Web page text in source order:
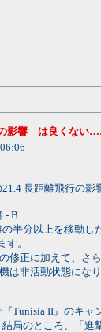
の影響 は良くない
長距離飛行の
- B
半分以上を移動し
す。
修正に加えて、さ
は非活動状態にな
Tunisia II』のキャ
局のところ、「進